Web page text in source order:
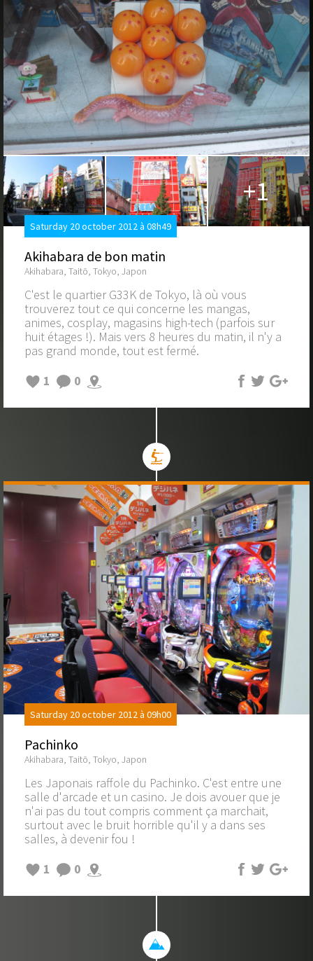
+1
Saturday 20 october 2012 à 08h49
Akihabara de bon matin
Akihabara, Taitō, Tokyo, Japon
C'est le quartier G33K de Tokyo, là où vous
trouverez tout ce qui concerne les mangas,
animes, cosplay, magasins high-tech (parfois sur
huit étages !). Mais vers 8 heures du matin, il n'y a
pas grand monde, tout est fermé.
1
0
Saturday 20 october 2012 à 09h00
Pachinko
Akihabara, Taitō, Tokyo, Japon
Les Japonais raffole du Pachinko. C'est entre une
salle d'arcade et un casino. Je dois avouer que je
n'ai pas du tout compris comment ça marchait,
surtout avec le bruit horrible qu'il y a dans ses
salles, à devenir fou !
1
0